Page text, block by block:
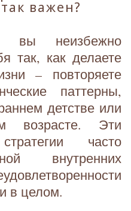
важен?
вы неизбежно
так, как делаете
– повторяете
паттерны,
детстве или
возрасте. Эти
часто
внутренних
в целом.